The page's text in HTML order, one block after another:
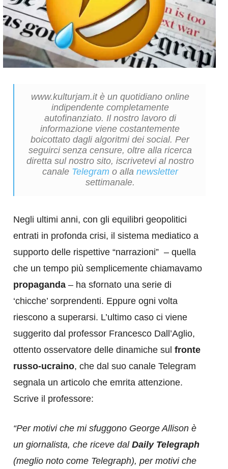
www.kulturjam.it è un quotidiano online
indipendente completamente
autofinanziato. Il nostro lavoro di
informazione viene costantemente
boicottato dagli algoritmi dei social. Per
seguirci senza censure, oltre alla ricerca
diretta sul nostro sito, iscrivetevi al nostro
canale Telegram o alla newsletter
settimanale.
Negli ultimi anni, con gli equilibri geopolitici
entrati in profonda crisi, il sistema mediatico a
supporto delle rispettive “narrazioni” – quella
che un tempo più semplicemente chiamavamo
propaganda – ha sfornato una serie di
‘chicche’ sorprendenti. Eppure ogni volta
riescono a superarsi. L’ultimo caso ci viene
suggerito dal professor Francesco Dall’Aglio,
ottento osservatore delle dinamiche sul fronte
russo-ucraino, che dal suo canale Telegram
segnala un articolo che emrita attenzione.
Scrive il professore:
“Per motivi che mi sfuggono George Allison è
un giornalista, che riceve dalDaily Telegraph
(meglio noto come Telegraph), per motivi che